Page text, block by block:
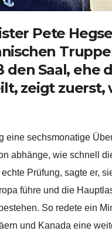
Pete
Saal, ehe
zeigt zuerst,
eine sechsmonatige
abhänge, wie schnell
Prüfung, sagte er,
führe und die
So redete ein
und Kanada eine